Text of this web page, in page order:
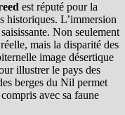
est réputé pour la
historiques. L’immersion
Non seulement
mais la disparité des
image désertique
illustrer le pays des
berges du Nil permet
avec sa faune